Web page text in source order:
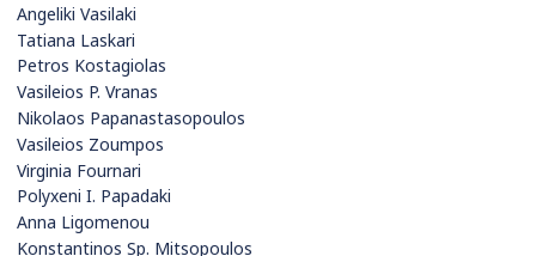
Angeliki Vasilaki
Tatiana Laskari
Petros Kostagiolas
Vasileios P. Vranas
Nikolaos Papanastasopoulos
Vasileios Zoumpos
Virginia Fournari
Polyxeni I. Papadaki
Anna Ligomenou
Konstantinos Sp. Mitsopoulos